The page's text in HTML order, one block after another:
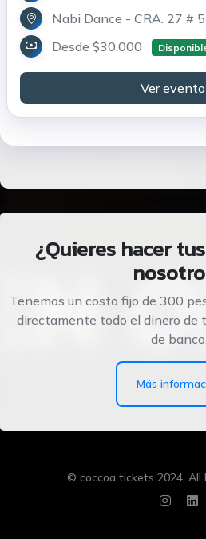
Nabi Dance - CRA. 27 #
Desde $30.000
Ver evento
¿Quieres hacer
Tenemos un costo fijo de 300
directamente todo el dinero de
de banco.
Más
© coccoa tickets 2024. All